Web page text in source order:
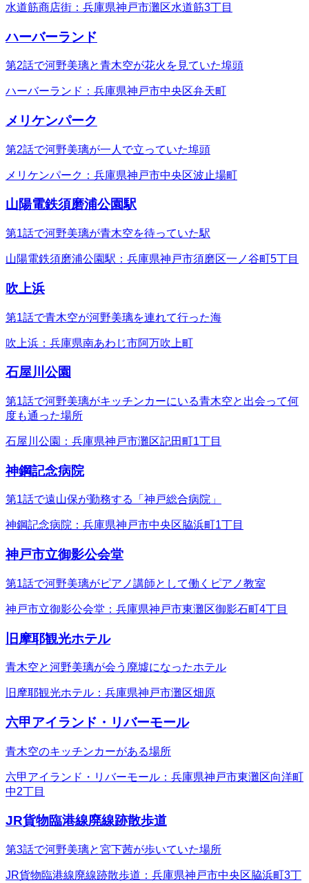
水道筋商店街：兵庫県神戸市灘区水道筋3丁目
ハーバーランド
第2話で河野美璃と青木空が花火を見ていた埠頭
ハーバーランド：兵庫県神戸市中央区弁天町
メリケンパーク
第2話で河野美璃が一人で立っていた埠頭
メリケンパーク：兵庫県神戸市中央区波止場町
山陽電鉄須磨浦公園駅
第1話で河野美璃が青木空を待っていた駅
山陽電鉄須磨浦公園駅：兵庫県神戸市須磨区一ノ谷町5丁目
吹上浜
第1話で青木空が河野美璃を連れて行った海
吹上浜：兵庫県南あわじ市阿万吹上町
石屋川公園
第1話で河野美璃がキッチンカーにいる青木空と出会って何
度も通った場所
石屋川公園：兵庫県神戸市灘区記田町1丁目
神鋼記念病院
第1話で遠山保が勤務する「神戸総合病院」
神鋼記念病院：兵庫県神戸市中央区脇浜町1丁目
神戸市立御影公会堂
第1話で河野美璃がピアノ講師として働くピアノ教室
神戸市立御影公会堂：兵庫県神戸市東灘区御影石町4丁目
旧摩耶観光ホテル
青木空と河野美璃が会う廃墟になったホテル
旧摩耶観光ホテル：兵庫県神戸市灘区畑原
六甲アイランド・リバーモール
青木空のキッチンカーがある場所
六甲アイランド・リバーモール：兵庫県神戸市東灘区向洋町
中2丁目
JR貨物臨港線廃線跡散歩道
第3話で河野美璃と宮下茜が歩いていた場所
JR貨物臨港線廃線跡散歩道：兵庫県神戸市中央区脇浜町3丁